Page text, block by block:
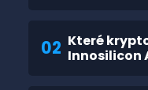
02 Které
Innosilicon